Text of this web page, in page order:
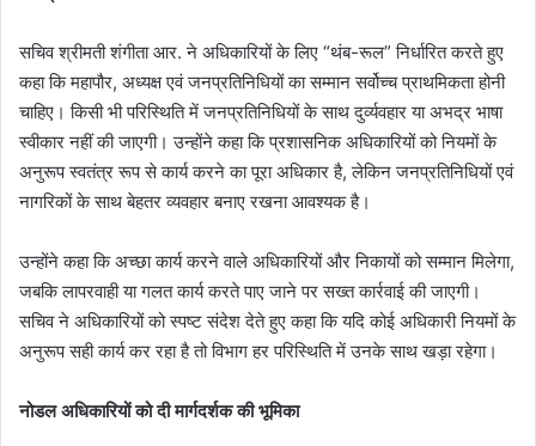
सचिव श्रीमती शंगीता आर. ने अधिकारियों के लिए “थंब-रूल” निर्धारित करते हुए
कहा कि महापौर, अध्यक्ष एवं जनप्रतिनिधियों का सम्मान सर्वोच्च प्राथमिकता होनी
चाहिए। किसी भी परिस्थिति में जनप्रतिनिधियों के साथ दुर्व्यवहार या अभद्र भाषा
स्वीकार नहीं की जाएगी। उन्होंने कहा कि प्रशासनिक अधिकारियों को नियमों के
अनुरूप स्वतंत्र रूप से कार्य करने का पूरा अधिकार है, लेकिन जनप्रतिनिधियों एवं
नागरिकों के साथ बेहतर व्यवहार बनाए रखना आवश्यक है।
उन्होंने कहा कि अच्छा कार्य करने वाले अधिकारियों और निकायों को सम्मान मिलेगा,
जबकि लापरवाही या गलत कार्य करते पाए जाने पर सख्त कार्रवाई की जाएगी।
सचिव ने अधिकारियों को स्पष्ट संदेश देते हुए कहा कि यदि कोई अधिकारी नियमों के
अनुरूप सही कार्य कर रहा है तो विभाग हर परिस्थिति में उनके साथ खड़ा रहेगा।
नोडल अधिकारियों को दी मार्गदर्शक की भूमिका